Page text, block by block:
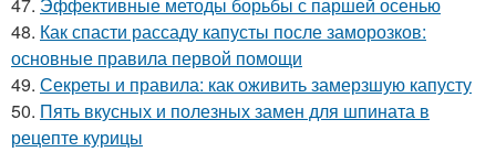
47. Эффективные методы борьбы с паршей осенью
48. Как спасти рассаду капусты после заморозков:
основные правила первой помощи
49. Секреты и правила: как оживить замерзшую капусту
50. Пять вкусных и полезных замен для шпината в
рецепте курицы